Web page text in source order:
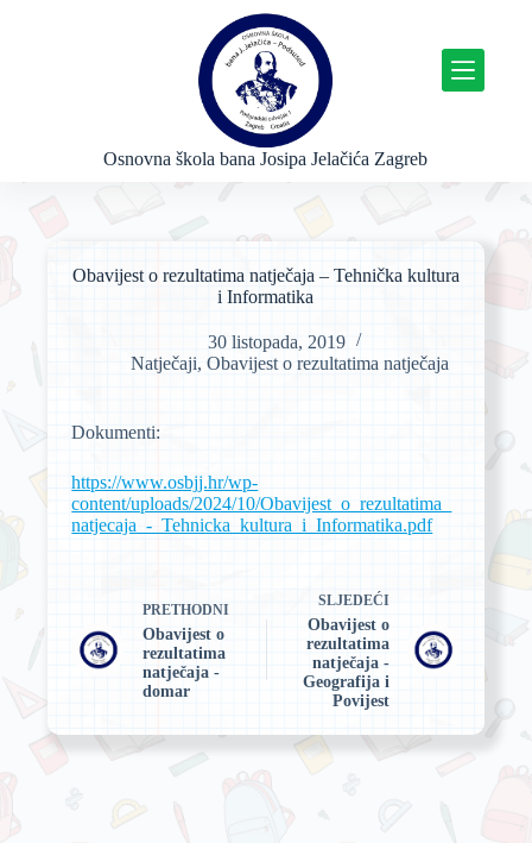
Osnovna škola bana Josipa Jelačića Zagreb
Obavijest o rezultatima natječaja – Tehnička kultura
i Informatika
30 listopada, 2019
Natječaji, Obavijest o rezultatima natječaja
Dokumenti:
https://www.osbjj.hr/wp-
content/uploads/2024/10/Obavijest_o_rezultatima_
natjecaja_-_Tehnicka_kultura_i_Informatika.pdf
PRETHODNI
Obavijest o
rezultatima
natječaja -
domar
SLJEDEĆI
Obavijest o
rezultatima
natječaja -
Geografija i
Povijest